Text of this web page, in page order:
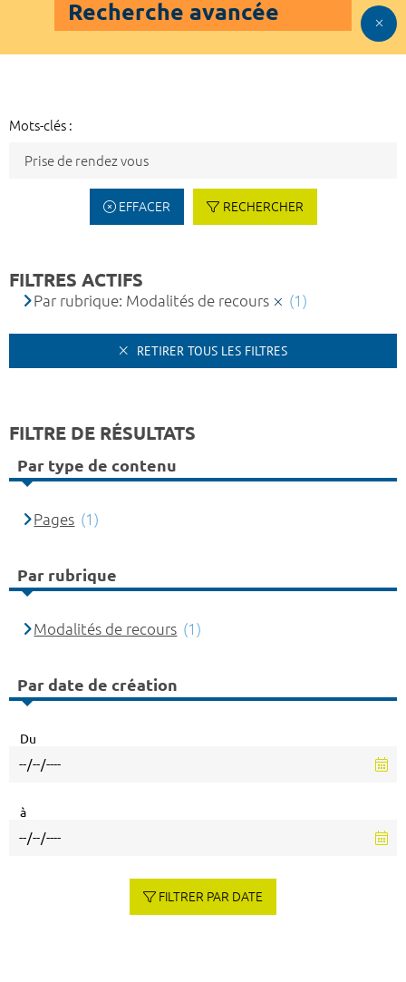
Recherche avancée
Mots-clés :
EFFACER RECHERCHER
FILTRES ACTIFS
Par rubrique: Modalités de recours (1)
RETIRER TOUS LES FILTRES
FILTRE DE RÉSULTATS
Par type de contenu
Pages (1)
Par rubrique
Modalités de recours (1)
Par date de création
Du
à
FILTRER PAR DATE